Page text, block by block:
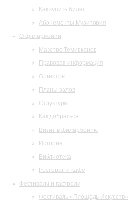
Как купить билет
Абонементы Музитория
О филармонии
Маэстро Темирканов
Правовая информация
Оркестры
Планы залов
Структура
Как добраться
Визит в филармонию
История
Библиотека
Ресторан и кафе
Фестивали и гастроли
Фестиваль «Площадь Искусств»